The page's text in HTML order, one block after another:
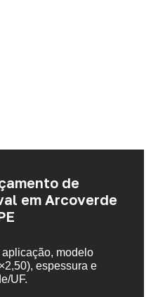
de
em Arcoverde
modelo
espessura e
UF.